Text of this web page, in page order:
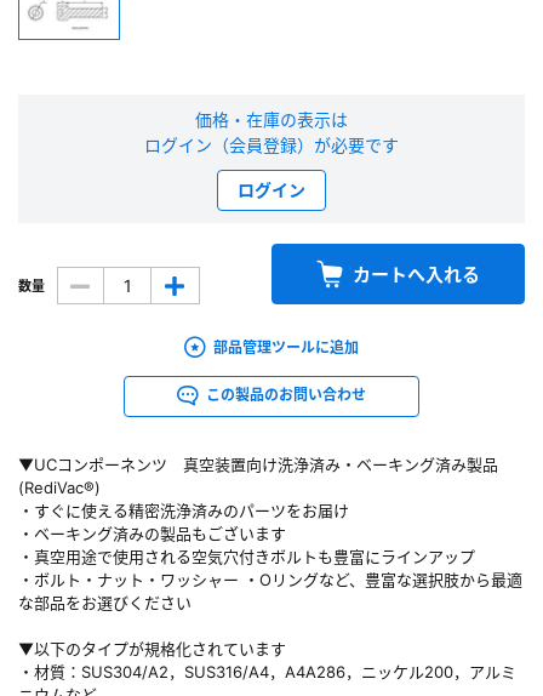
▼UCコンポーネンツ 真空装置向け洗浄済み・ベーキング済み製品
(RediVac®)
・すぐに使える精密洗浄済みのパーツをお届け
・ベーキング済みの製品もございます
・真空用途で使用される空気穴付きボルトも豊富にラインアップ
・ボルト・ナット・ワッシャー ・Oリングなど、豊富な選択肢から最適
な部品をお選びください
▼以下のタイプが規格化されています
・材質：SUS304/A2，SUS316/A4，A4A286，ニッケル200，アルミ
価格・在庫の表示は
ログイン（会員登録）が必要です
ログイン
数量 カートへ入れる
部品管理ツールに追加
この製品のお問い合わせ
新規会員登録（無料）
があります。また当社の判断によりお断りする場合があります。
会員の方はこちら
ログイン
※パスワードをお忘れの方は、パスワード再発行ページへ
※メールアドレスを忘れた方は、 お問い合わせページよりお問い合わせくださ